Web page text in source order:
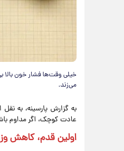
خیلی وقت‌ها فشار خون بالا
می‌زند.
به گزارش پارسینه، به
عادت کوچک، اگر مداوم
اولین قدم، کاهش